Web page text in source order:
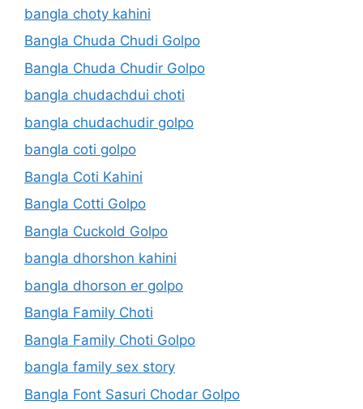
bangla choty kahini
Bangla Chuda Chudi Golpo
Bangla Chuda Chudir Golpo
bangla chudachdui choti
bangla chudachudir golpo
bangla coti golpo
Bangla Coti Kahini
Bangla Cotti Golpo
Bangla Cuckold Golpo
bangla dhorshon kahini
bangla dhorson er golpo
Bangla Family Choti
Bangla Family Choti Golpo
bangla family sex story
Bangla Font Sasuri Chodar Golpo